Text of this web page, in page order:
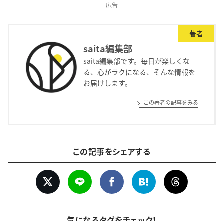
広告
著者
saita編集部
saita編集部です。毎日が楽しくな
る、心がラクになる、そんな情報を
お届けします。
この著者の記事をみる
この記事をシェアする